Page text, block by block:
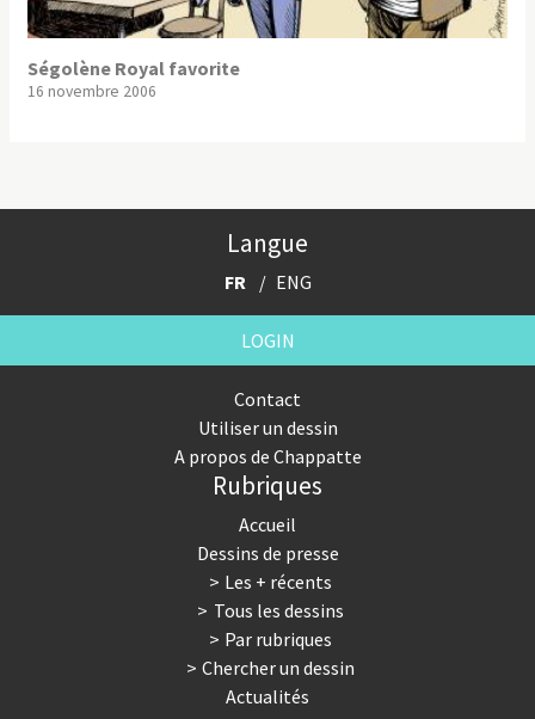
Ségolène Royal favorite
16 novembre 2006
Langue
FR ENG
LOGIN
Contact
Utiliser un dessin
A propos de Chappatte
Rubriques
Accueil
Dessins de presse
Les + récents
Tous les dessins
Par rubriques
Chercher un dessin
Actualités